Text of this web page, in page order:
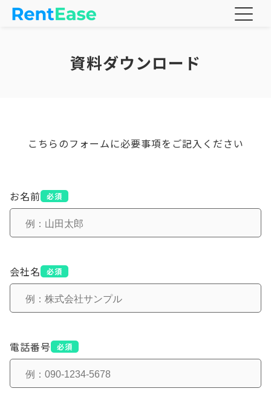
資料ダウンロード
こちらのフォームに必要事項をご記入ください
お名前 必須
会社名 必須
電話番号 必須